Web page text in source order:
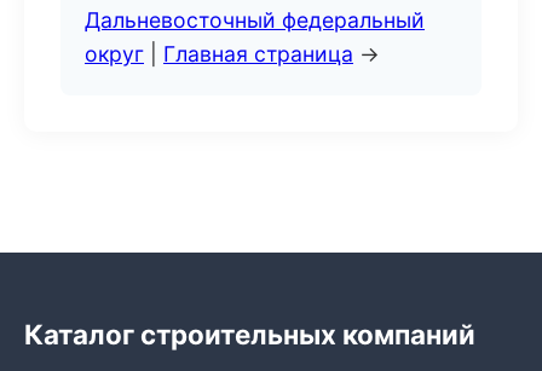
Дальневосточный федеральный
округ
Главная страница →
Каталог строительных компаний